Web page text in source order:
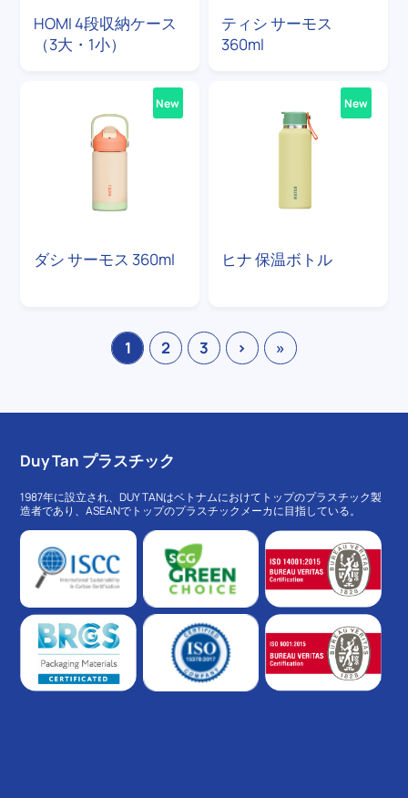
HOMI 4段収納ケース
（3大・1小）
ティシ サーモス
360ml
ダシ サーモス 360ml
New
ヒナ 保温ボトル
New
1 2 3 › »
Duy Tan プラスチック
1987年に設立され、DUY TANはベトナムにおけてトップのプラスチック製
造者であり、ASEANでトップのプラスチックメーカに目指している。